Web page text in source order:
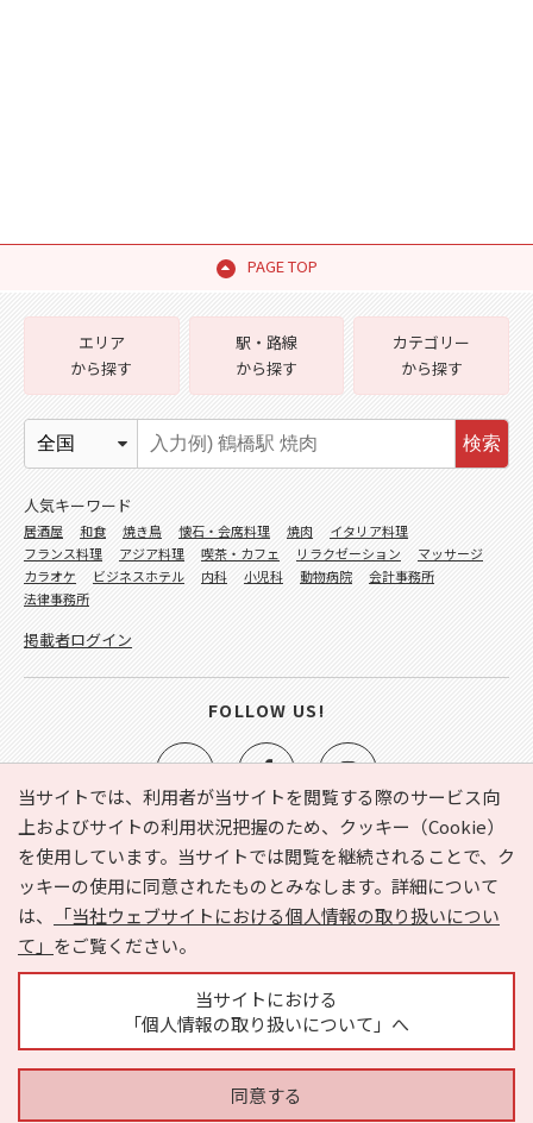
PAGE TOP
当サイトでは、利用者が当サイトを閲覧する際のサービス向
上およびサイトの利用状況把握のため、クッキー（Cookie）
を使用しています。当サイトでは閲覧を継続されることで、ク
ッキーの使用に同意されたものとみなします。詳細について
は、
「当社ウェブサイトにおける個人情報の取り扱いについ
て」 をご覧ください。
当サイトにおける
「個人情報の取り扱いについて」へ
同意する
e-NAVITA（イーナビタ）とは？ お気に入り
ヘルプ
利用規約
個人情報の取り扱いについて
運営会社
サイトマップ
広告掲載に関するお問い合わせ
エリア
から探す
駅・路線
から探す
カテゴリー
から探す
検索
人気キーワード
居酒屋 和食 焼き鳥 懐石・会席料理 焼肉
イタリア料理
フランス料理
アジア料理 喫茶・カフェ リラクゼーション
マッサージ
カラオケ
ビジネスホテル 内科 小児科 動物病院
会計事務所
法律事務所
掲載者ログイン
FOLLOW US!
Copyright © HYOJITO.Co.,Ltd. All Rights Reserved.